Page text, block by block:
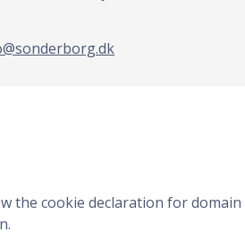
the cookie declaration for